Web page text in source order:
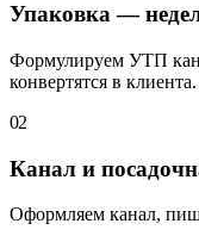
Упаковка —
Формулируем УТП
конвертятся в клиента.
02
Канал и
Оформляем канал,